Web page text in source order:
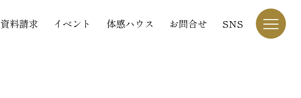
資料請求 イベント 体感ハウス お問合せ SNS